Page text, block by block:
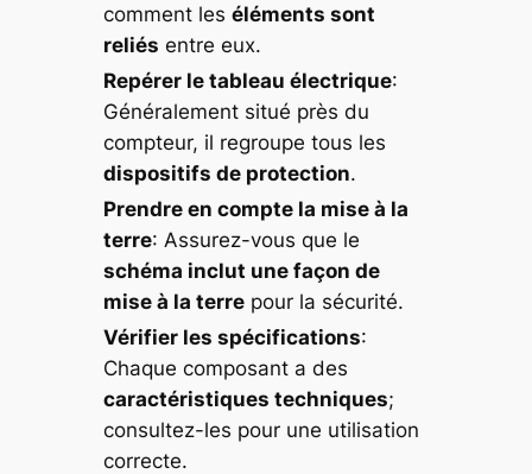
comment les éléments sont
reliés entre eux.
Repérer le tableau électrique:
Généralement situé près du
compteur, il regroupe tous les
dispositifs de protection.
Prendre en compte la mise à la
terre: Assurez-vous que le
schéma inclut une façon de
mise à la terrepour la sécurité.
Vérifier les spécifications:
Chaque composant a des
caractéristiques techniques;
consultez-les pour une utilisation
correcte.